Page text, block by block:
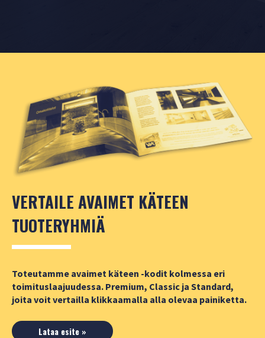
VERTAILE AVAIMET KÄTEEN
TUOTERYHMIÄ
Toteutamme avaimet käteen -kodit kolmessa eri
toimituslaajuudessa. Premium, Classic ja Standard,
joita voit vertailla klikkaamalla alla olevaa painiketta.
Lataa esite »